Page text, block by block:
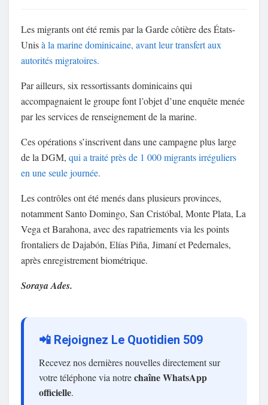
Les migrants ont été remis par la Garde côtière des États-
Unisà la marine dominicaine, avant leur transfert aux
autorités migratoires.
Par ailleurs, six ressortissants dominicains qui
accompagnaient le groupe font l’objet d’une enquête menée
par les services de renseignement de la marine.
Ces opérations s’inscrivent dans une campagne plus large
de la DGM, qui a traité près de 1 000 migrants irréguliers
en une seule journée.
Les contrôles ont été menés dans plusieurs provinces,
notamment Santo Domingo, San Cristóbal, Monte Plata, La
Vega et Barahona, avec des rapatriements via les points
frontaliers de Dajabón, Elías Piña, Jimaní et Pedernales,
après enregistrement biométrique.
Soraya Ades.
📲 Rejoignez Le Quotidien 509
Recevez nos dernières nouvelles directement sur
votre téléphone via notrechaîne WhatsApp
officielle.